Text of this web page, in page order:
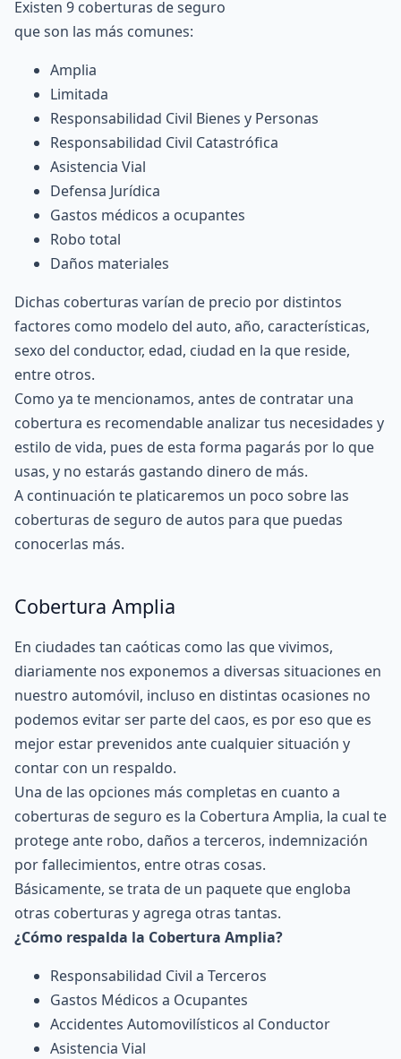
Existen 9 coberturas de seguro
que son las más comunes:
Amplia
Limitada
Responsabilidad Civil Bienes y Personas
Responsabilidad Civil Catastrófica
Asistencia Vial
Defensa Jurídica
Gastos médicos a ocupantes
Robo total
Daños materiales
Dichas coberturas varían de precio por distintos
factores como modelo del auto, año, características,
sexo del conductor, edad, ciudad en la que reside,
entre otros.
Como ya te mencionamos, antes de contratar una
cobertura es recomendable analizar tus necesidades y
estilo de vida, pues de esta forma pagarás por lo que
usas, y no estarás gastando dinero de más.
A continuación te platicaremos un poco sobre las
coberturas de seguro de autos para que puedas
conocerlas más.
Cobertura Amplia
En ciudades tan caóticas como las que vivimos,
diariamente nos exponemos a diversas situaciones en
nuestro automóvil, incluso en distintas ocasiones no
podemos evitar ser parte del caos, es por eso que es
mejor estar prevenidos ante cualquier situación y
contar con un respaldo.
Una de las opciones más completas en cuanto a
coberturas de seguro es la Cobertura Amplia, la cual te
protege ante robo, daños a terceros, indemnización
por fallecimientos, entre otras cosas.
Básicamente, se trata de un paquete que engloba
otras coberturas y agrega otras tantas.
¿Cómo respalda la Cobertura Amplia?
Responsabilidad Civil a Terceros
Gastos Médicos a Ocupantes
Accidentes Automovilísticos al Conductor
Asistencia Vial